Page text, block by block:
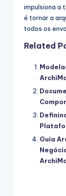
impulsiona a
é tornar a
todos os
Related
Guia